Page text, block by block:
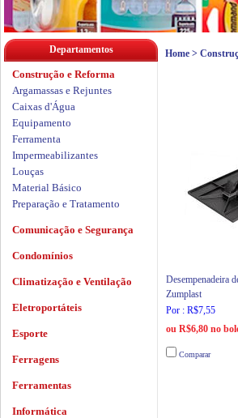
Home >
Desempenadeira
Zumplast
Por : R$7,55
ou R$6,80 no
Comparar
Departamentos
Construção e Reforma
Argamassas e Rejuntes
Caixas d'Água
Equipamento
Ferramenta
Impermeabilizantes
Louças
Material Básico
Preparação e Tratamento
Comunicação e Segurança
Condomínios
Climatização e Ventilação
Eletroportáteis
Esporte
Ferragens
Ferramentas
Informática